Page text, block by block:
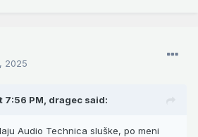
2025
PM, dragec said:
Audio Technica sluške, po meni